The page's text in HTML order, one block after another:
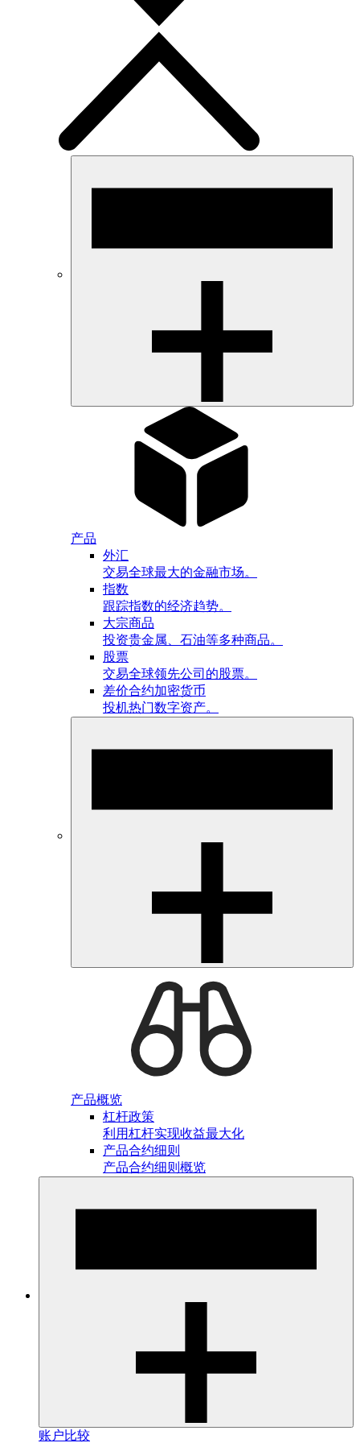
产品
外汇
交易全球最大的金融市场。
指数
跟踪指数的经济趋势。
大宗商品
投资贵金属、石油等多种商品。
股票
交易全球领先公司的股票。
差价合约加密货币
投机热门数字资产。
产品概览
杠杆政策
利用杠杆实现收益最大化
产品合约细则
产品合约细则概览
账户比较